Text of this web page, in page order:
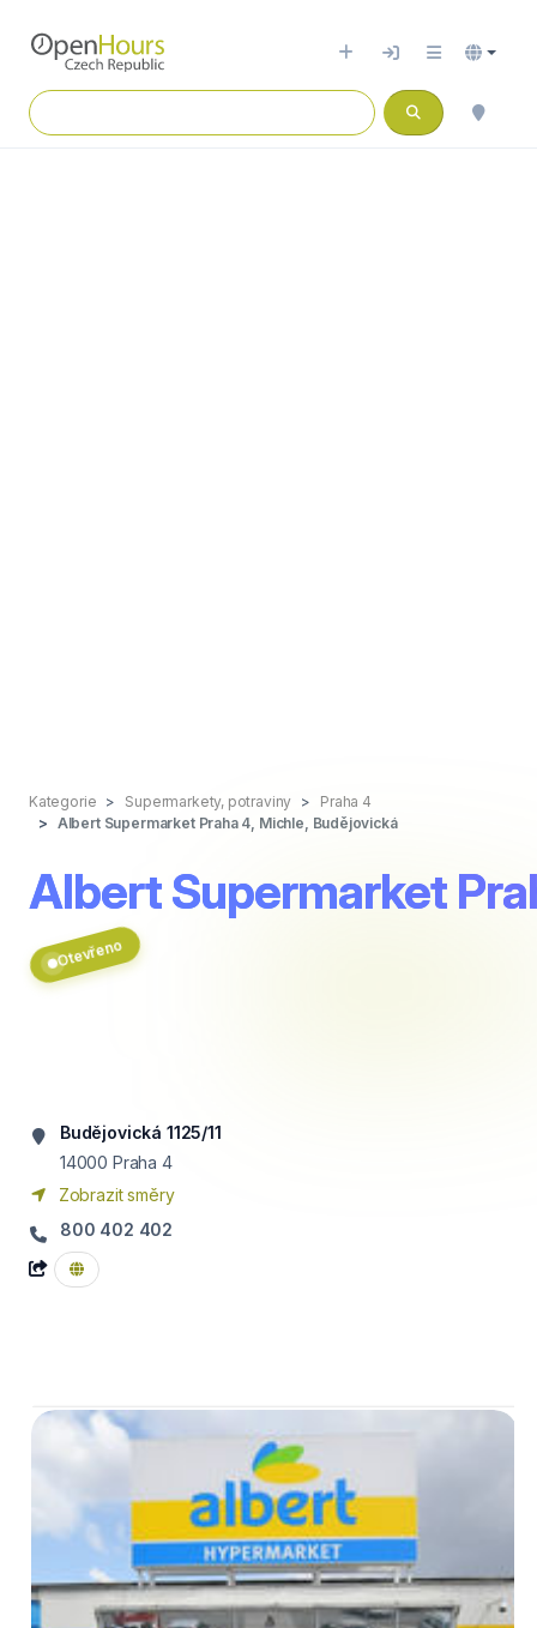
Kategorie Supermarkety, potraviny
Praha 4
Albert Supermarket Praha 4, Michle, Budějovická
Albert Supermarket
Otevřeno
Budějovická 1125/11
14000 Praha 4
Zobrazit směry
800 402 402